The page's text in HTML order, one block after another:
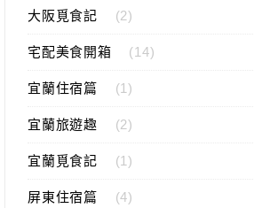
大阪覓食記 (2)
宅配美食開箱 (14)
宜蘭住宿篇 (1)
宜蘭旅遊趣 (2)
宜蘭覓食記 (1)
屏東住宿篇 (4)